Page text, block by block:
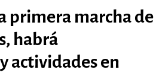
primera marcha de
habrá
actividades en